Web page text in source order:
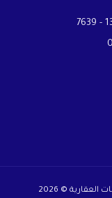
© 2026